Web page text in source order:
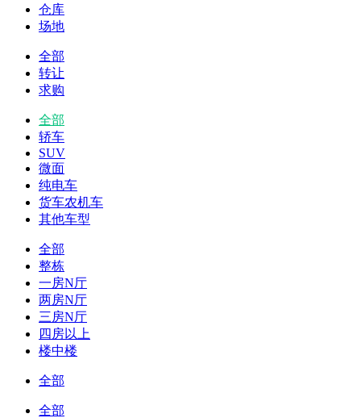
仓库
场地
全部
转让
求购
全部
轿车
SUV
微面
纯电车
货车农机车
其他车型
全部
整栋
一房N厅
两房N厅
三房N厅
四房以上
楼中楼
全部
全部